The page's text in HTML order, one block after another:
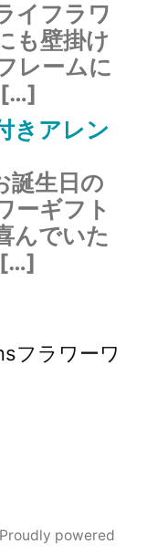
イフラワ
も壁掛け
レームに
[…]
きアレン
誕生日の
ーギフト
んでいた
[…]
フラワーワ
Proudly powered